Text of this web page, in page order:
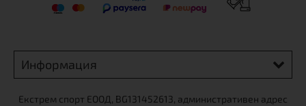
Информация
Екстрем спорт ЕООД, BG131452613, административен адрес